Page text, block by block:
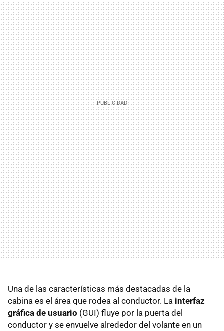
Una de las características más destacadas de la
cabina es el área que rodea al conductor. La interfaz
gráfica de usuario (GUI) fluye por la puerta del
conductor y se envuelve alrededor del volante en un